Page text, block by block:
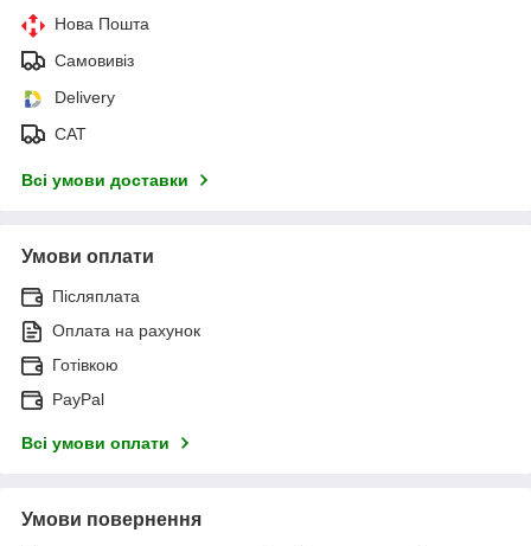
Нова Пошта
Самовивіз
Delivery
САТ
Всі умови доставки
Умови оплати
Післяплата
Оплата на рахунок
Готівкою
PayPal
Всі умови оплати
Умови повернення